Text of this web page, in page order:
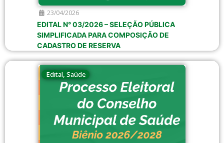
23/04/2026
EDITAL N° 03/2026 – SELEÇÃO PÚBLICA
SIMPLIFICADA PARA COMPOSIÇÃO DE
CADASTRO DE RESERVA
Edital, Saúde